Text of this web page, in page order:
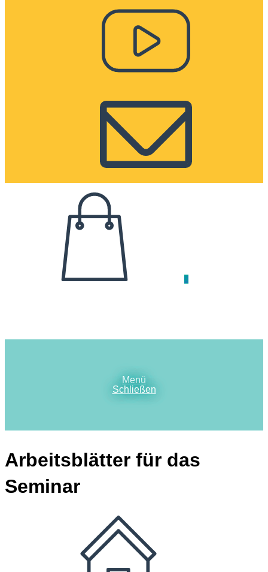
0
Menü
Schließen
Arbeitsblätter für das
Seminar